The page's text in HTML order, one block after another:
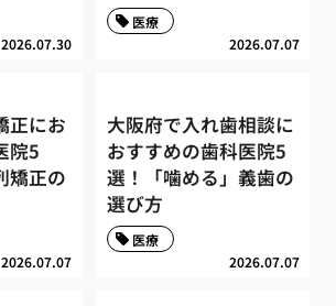
2026.07.30 2026.07.07
医療
正にお
院5
矯正の
2026.07.07
大阪府で入れ歯相談に
おすすめの歯科医院5
選！「噛める」義歯の
選び方
2026.07.07
医療